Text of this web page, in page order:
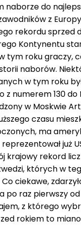
naborze do
z
rekordu sprzed
Kontynentu
tym roku graczy,
naborów.
w tym roku
z numerem 130 do
w Moskwie
czasu
ma
już
krajowy rekord
których w
ciekawe,
po raz pierwszy
z którego
rokiem to miano